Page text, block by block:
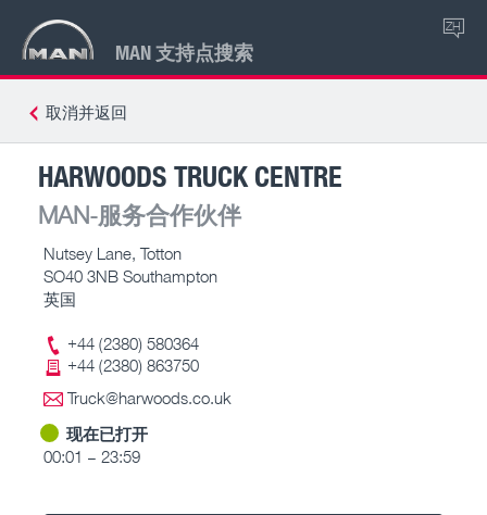
MAN 支持点搜索
ZH
取消并返回
HARWOODS TRUCK CENTRE
MAN-服务合作伙伴
Nutsey Lane, Totton
SO40 3NB Southampton
英国
+44 (2380) 580364
+44 (2380) 863750
Truck@harwoods.co.uk
现在已打开
00:01 – 23:59